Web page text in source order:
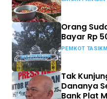
Orang
Bayar Rp
PEMKOT
Tak
Dananya
Bank Plat